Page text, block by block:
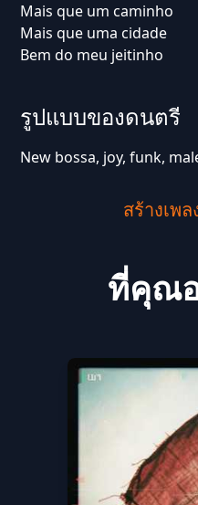
Mais que um caminho
Mais que uma cidade
Bem do meu jeitinho
รูปแบบของดนตรี
New bossa, joy, funk,
สร้างเพ
ที่คุณ